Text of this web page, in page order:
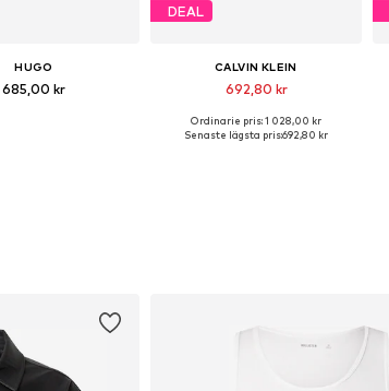
HUGO
685,00 kr
DEAL
CALVIN KLEIN
692,80 kr
Tillgängliga storlekar: M, XL, XXL
Ordinarie pris: 1 028,00 kr
Senaste lägsta pris:692,80 kr